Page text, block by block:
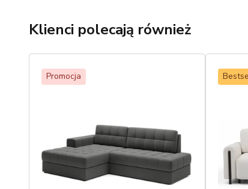
Klienci polecają również
Promocja